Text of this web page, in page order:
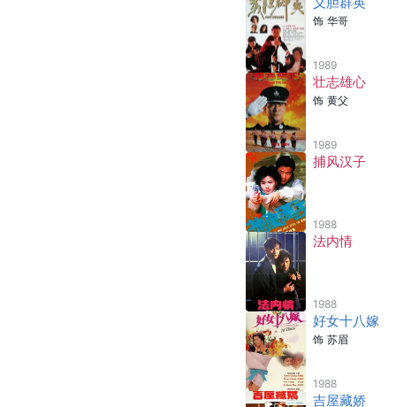
饰 华哥
1989
壮志雄心
饰 黄父
1989
捕风汉子
1988
法内情
1988
好女十八嫁
饰 苏眉
1988
吉屋藏娇